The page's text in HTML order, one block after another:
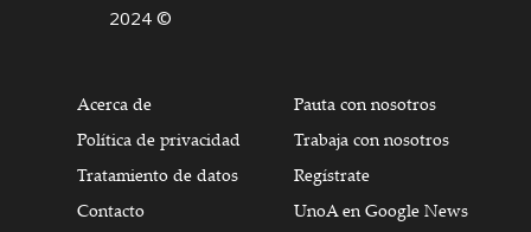
2024 ©
Acerca de
Política de privacidad
Tratamiento de datos
Contacto
Pauta con nosotros
Trabaja con nosotros
Regístrate
UnoA en Google News